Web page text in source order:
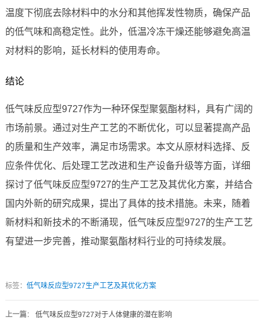
温度下彻底去除材料中的水分和其他挥发性物质，确保产品
的低气味和高稳定性。此外，低温冷冻干燥还能够避免高温
对材料的影响，延长材料的使用寿命。
结论
低气味反应型9727作为一种环保型聚氨酯材料，具有广阔的
市场前景。通过对生产工艺的不断优化，可以显著提高产品
的质量和生产效率，满足市场需求。本文从原材料选择、反
应条件优化、后处理工艺改进和生产设备升级等方面，详细
探讨了低气味反应型9727的生产工艺及其优化方案，并结合
国内外新的研究成果，提出了具体的技术措施。未来，随着
新材料和新技术的不断涌现，低气味反应型9727的生产工艺
有望进一步完善，推动聚氨酯材料行业的可持续发展。
标签： 低气味反应型9727生产工艺及其优化方案
上一篇： 低气味反应型9727对于人体健康的潜在影响